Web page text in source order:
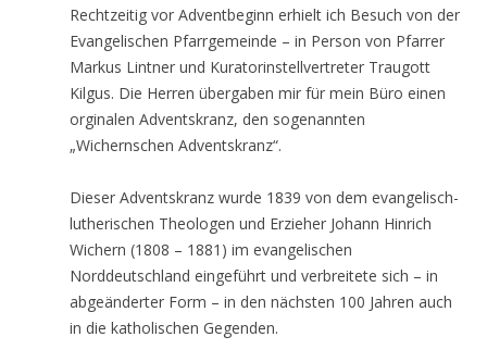
Rechtzeitig vor Adventbeginn erhielt ich Besuch von der
Evangelischen Pfarrgemeinde – in Person von Pfarrer
Markus Lintner und Kuratorinstellvertreter Traugott
Kilgus. Die Herren übergaben mir für mein Büro einen
orginalen Adventskranz, den sogenannten
„Wichernschen Adventskranz“.
Dieser Adventskranz wurde 1839 von dem evangelisch-
lutherischen Theologen und Erzieher Johann Hinrich
Wichern (1808 – 1881) im evangelischen
Norddeutschland eingeführt und verbreitete sich – in
abgeänderter Form – in den nächsten 100 Jahren auch
in die katholischen Gegenden.